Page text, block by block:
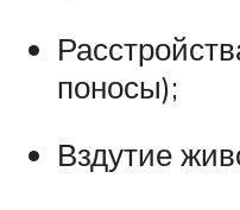
поносы);
Вздутие